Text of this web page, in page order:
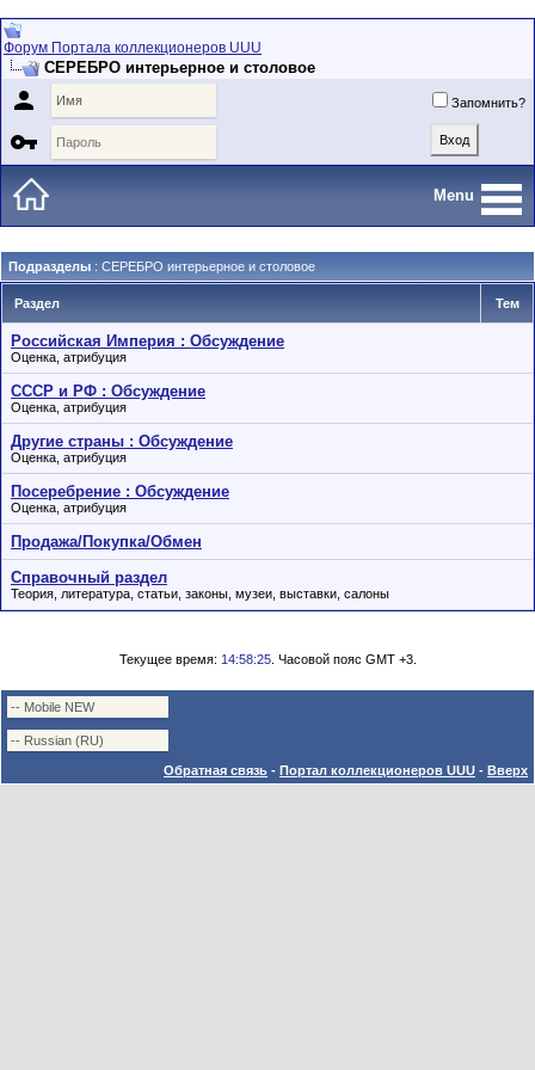
Форум Портала коллекционеров UUU
СЕРЕБРО интерьерное и столовое
 Запомнить?

Menu
Подразделы : СЕРЕБРО интерьерное и столовое
Раздел Тем
Российская Империя : Обсуждение
Оценка, атрибуция
СССР и РФ : Обсуждение
Оценка, атрибуция
Другие страны : Обсуждение
Оценка, атрибуция
Посеребрение : Обсуждение
Оценка, атрибуция
Продажа/Покупка/Обмен
Справочный раздел
Теория, литература, статьи, законы, музеи, выставки, салоны
Текущее время: 14:58:25. Часовой пояс GMT +3.
Обратная связь - Портал коллекционеров UUU - Вверх